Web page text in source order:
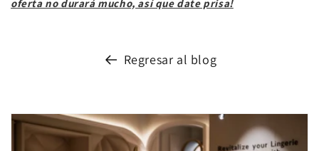
oferta no durará mucho, así que date prisa!
Regresar al blog